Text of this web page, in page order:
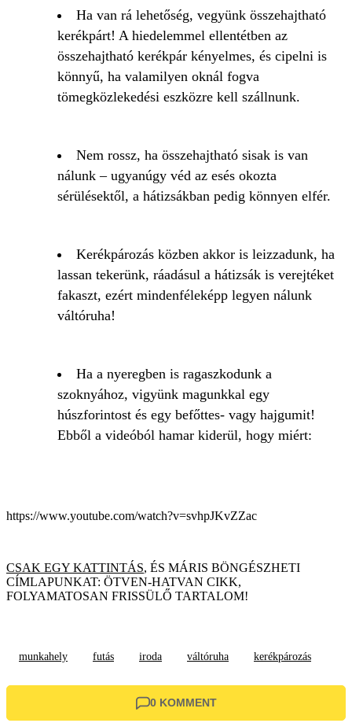
Ha van rá lehetőség, vegyünk összehajtható
kerékpárt! A hiedelemmel ellentétben az
összehajtható kerékpár kényelmes, és cipelni is
könnyű, ha valamilyen oknál fogva
tömegközlekedési eszközre kell szállnunk.
Nem rossz, ha összehajtható sisak is van
nálunk – ugyanúgy véd az esés okozta
sérülésektől, a hátizsákban pedig könnyen elfér.
Kerékpározás közben akkor is leizzadunk, ha
lassan tekerünk, ráadásul a hátizsák is verejtéket
fakaszt, ezért mindenféleképp legyen nálunk
váltóruha!
Ha a nyeregben is ragaszkodunk a
szoknyához, vigyünk magunkkal egy
húszforintost és egy befőttes- vagy hajgumit!
Ebből a videóból hamar kiderül, hogy miért:
https://www.youtube.com/watch?v=svhpJKvZZac
CSAK EGY KATTINTÁS, ÉS MÁRIS BÖNGÉSZHETI
CÍMLAPUNKAT: ÖTVEN-HATVAN CIKK,
FOLYAMATOSAN FRISSÜLŐ TARTALOM!
munkahely futás iroda váltóruha kerékpározás
0 KOMMENT